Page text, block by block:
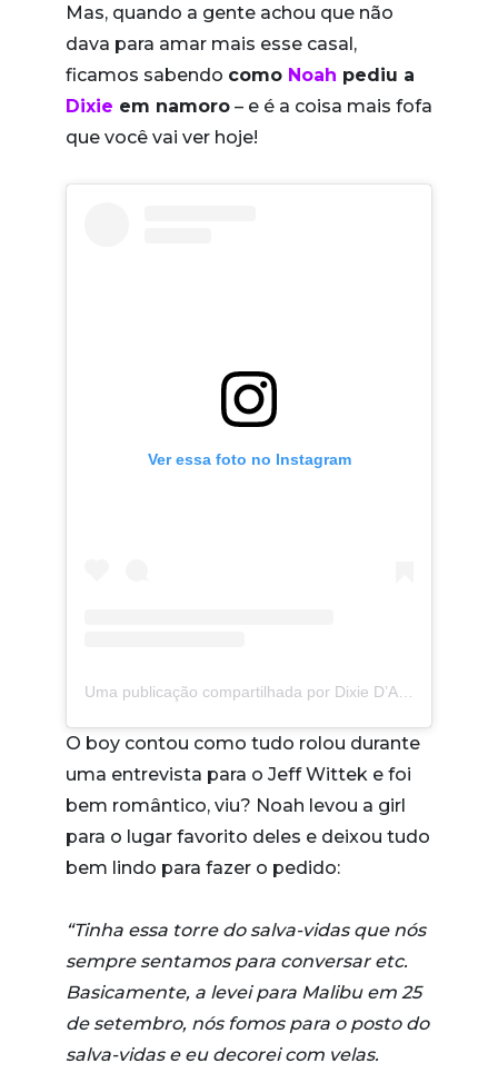
Mas, quando a gente achou que não
dava para amar mais esse casal,
ficamos sabendo como Noah pediu a
Dixie em namoro – e é a coisa mais fofa
que você vai ver hoje!
Ver essa foto no Instagram
O boy contou como tudo rolou durante
uma entrevista para o Jeff Wittek e foi
bem romântico, viu? Noah levou a girl
para o lugar favorito deles e deixou tudo
bem lindo para fazer o pedido:
“Tinha essa torre do salva-vidas que nós
sempre sentamos para conversar etc.
Basicamente, a levei para Malibu em 25
de setembro, nós fomos para o posto do
salva-vidas e eu decorei com velas.